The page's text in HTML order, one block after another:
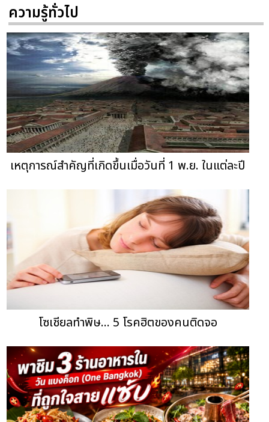
ความรู้ทั่วไป
เหตุการณ์สำคัญที่เกิดขึ้นเมื่อวันที่ 1 พ.ย. ในแต่ละปี
โซเชียลทำพิษ... 5 โรคฮิตของคนติดจอ